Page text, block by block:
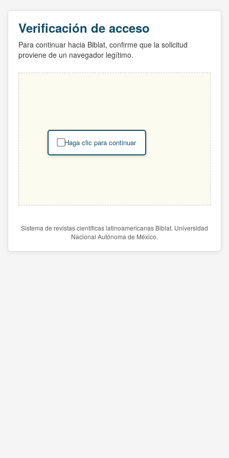
Verificación de acceso
Para continuar hacia Biblat, confirme que la solicitud
proviene de un navegador legítimo.
Haga clic para continuar
Sistema de revistas científicas latinoamericanas Biblat. Universidad
Nacional Autónoma de México.